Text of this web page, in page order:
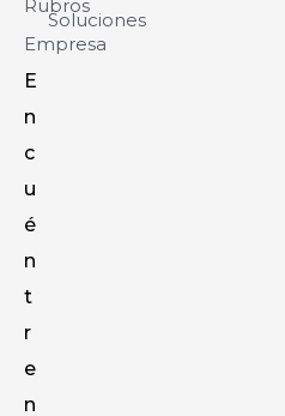
Rubros
Empresa
E
n
c
u
é
n
t
r
e
n
Soluciones